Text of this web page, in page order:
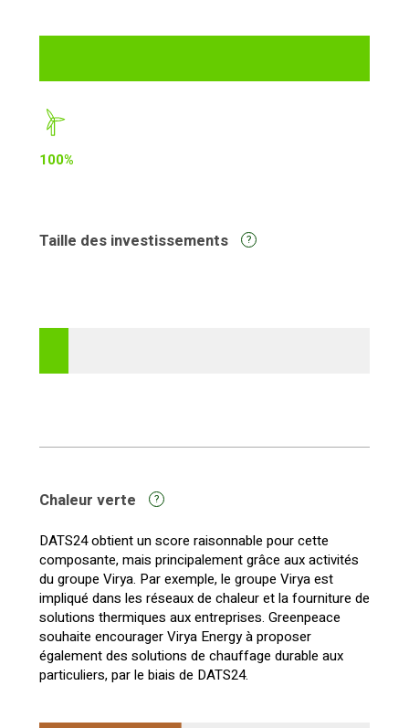
100%
Taille des investissements ?
Chaleur verte ?
DATS24 obtient un score raisonnable pour cette
composante, mais principalement grâce aux activités
du groupe Virya. Par exemple, le groupe Virya est
impliqué dans les réseaux de chaleur et la fourniture de
solutions thermiques aux entreprises. Greenpeace
souhaite encourager Virya Energy à proposer
également des solutions de chauffage durable aux
particuliers, par le biais de DATS24.